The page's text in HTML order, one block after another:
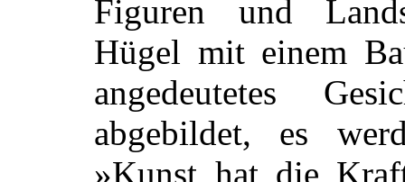
Figuren und
Hügel mit einem
angedeutetes
abgebildet, es
»Kunst hat die